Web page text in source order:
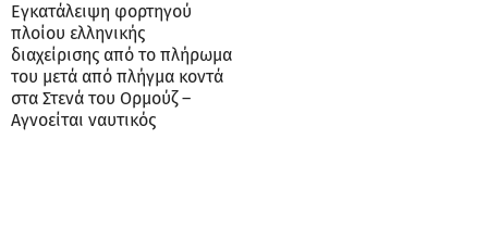
Εγκατάλειψη φορτηγού
πλοίου ελληνικής
διαχείρισης από το πλήρωμα
του μετά από πλήγμα κοντά
στα Στενά του Ορμούζ –
Αγνοείται ναυτικός